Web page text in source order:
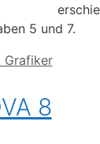
5 und 7.
Grafiker
8